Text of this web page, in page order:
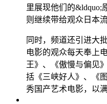
里展现他们的&ldquo;
则继续带给观众日本
同时，频道还引进大
电影的观众每天奉上
王》、《傲慢与偏见
括《三峡好人》、《
秀国产艺术电影，以